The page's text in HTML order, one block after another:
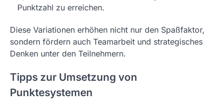
Punktzahl zu erreichen.
Diese Variationen erhöhen nicht nur den Spaßfaktor,
sondern fördern auch Teamarbeit und strategisches
Denken unter den Teilnehmern.
Tipps zur Umsetzung von
Punktesystemen